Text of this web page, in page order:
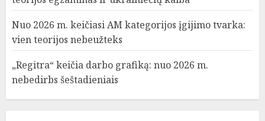
Nuo 2026 m. keičiasi AM kategorijos įgijimo tvarka:
vien teorijos nebeužteks
„Regitra“ keičia darbo grafiką: nuo 2026 m.
nebedirbs šeštadieniais